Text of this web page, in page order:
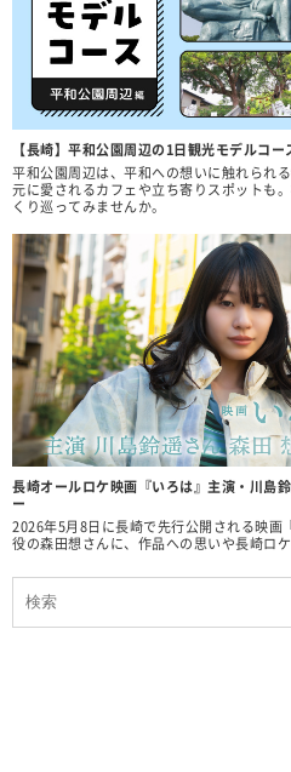
【長崎】平和公園周辺の1日観光モデルコ
平和公園周辺は、平和への想いに触れられ
元に愛されるカフェや立ち寄りスポットも
くり巡ってみませんか。
長崎オールロケ映画『いろは』主演・川島
ー
2026年5月8日に長崎で先行公開される映画
役の森田想さんに、作品への思いや長崎ロ